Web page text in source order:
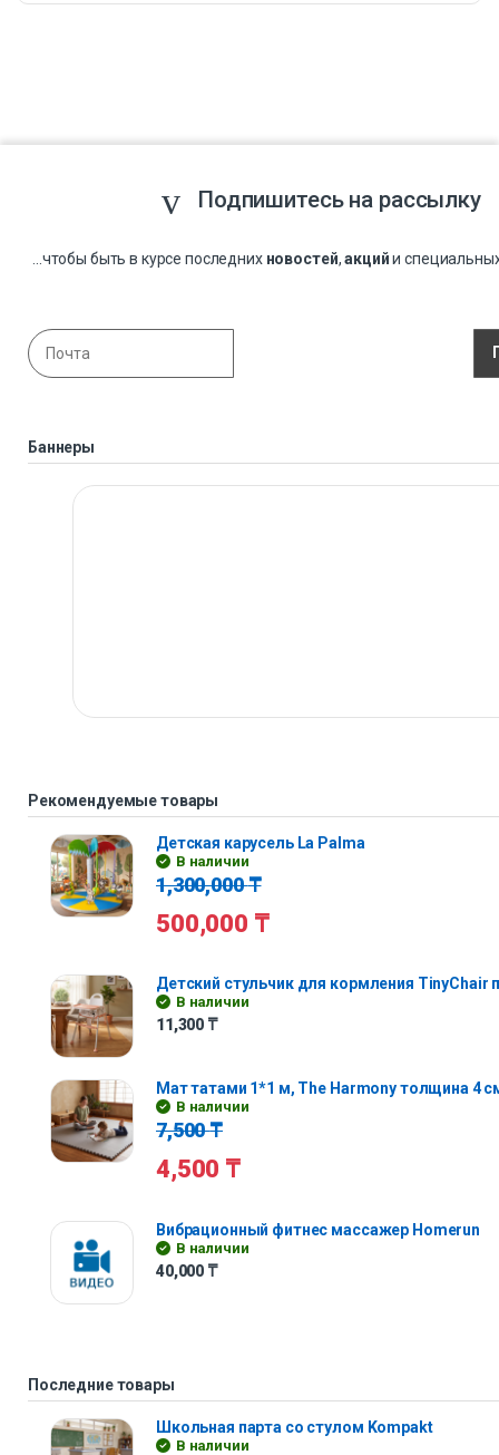
Подпишитесь на рассылку
...чтобы быть в курсе последних новостей,акцийи
Баннеры
Рекомендуемые товары
Детская карусель La Palma
В наличии
1,300,000₸
500,000 ₸
Детский стульчик для кормления TinyChair
В наличии
11,300 ₸
Мат татами 1*1 м, The Harmony толщина 4
В наличии
7,500₸
4,500 ₸
Вибрационный фитнес массажер Homerun
В наличии
40,000 ₸
Последние товары
Школьная парта со стулом Kompakt
В наличии